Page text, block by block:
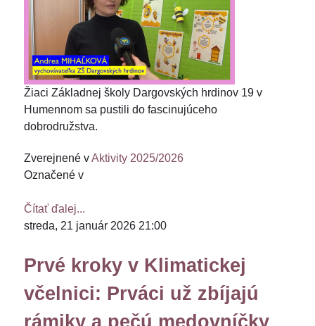
Žiaci Základnej školy Dargovských hrdinov 19 v
Humennom sa pustili do fascinujúceho
dobrodružstva.
Zverejnené vAktivity 2025/2026
Označené v
Čítať ďalej...
streda, 21 január 2026 21:00
Prvé kroky v Klimatickej
včelnici: Prváci už zbíjajú
rámiky a pečú medovníčky